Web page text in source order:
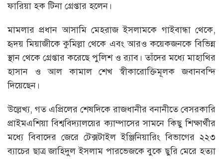
ফারিয়া হক টিনা গ্রেপ্তার হলেন।
মামলার প্রধান আসামি মেহরাজ ইসলামকে গাইবান্ধা থেকে,
হৃদয় মিয়াজীকে কুমিল্লা থেকে এবং আরও কয়েকজনকে বিভিন্ন
স্থান থেকে গ্রেপ্তার করেছে পুলিশ ও র‍্যাব। তাঁদের মধ্যে মাহাথির
হাসান ও আল কামাল শেখ স্বীকারোক্তিমূলক জবানবন্দি
দিয়েছেন।
উল্লেখ্য, গত এপ্রিলের শেষদিকে রাজধানীর বনানীতে বেসরকারি
প্রাইমএশিয়া বিশ্ববিদ্যালয়ের ক্যাম্পাসের সামনে কিছু শিক্ষার্থীর
মধ্যে বিবাদের জেরে টেক্সটাইল ইঞ্জিনিয়ারিং বিভাগের ২২৩
ব্যাচের ছাত্র জাহিদুল ইসলাম পারভেজকে বুকে ছুরি মেরে হত্যা